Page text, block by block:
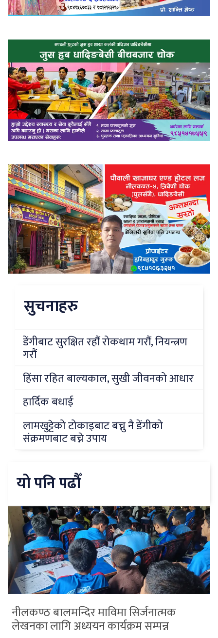
सुचनाहरु
डेंगीबाट सुरक्षित रहौं रोकथाम गरौं, नियन्त्रण
गरौं
हिंसा रहित बाल्यकाल, सुखी जीवनको आधार
हार्दिक बधाई
लामखुट्टेको टोकाइबाट बच्नु नै डेंगीको
संक्रमणबाट बच्ने उपाय
यो पनि पढौँ
नीलकण्ठ बालमन्दिर माविमा सिर्जनात्मक
लेखनका लागि अध्ययन कार्यक्रम सम्पन्न